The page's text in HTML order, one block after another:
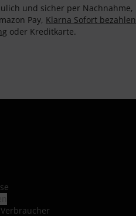
und sicher per Nachnahme,
Pay, Klarna Sofort bezahlen
oder Kreditkarte.